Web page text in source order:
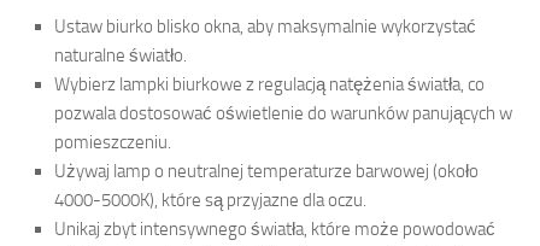
Ustaw biurko blisko okna, aby maksymalnie wykorzystać
naturalne światło.
Wybierz lampki biurkowe z regulacją natężenia światła, co
pozwala dostosować oświetlenie do warunków panujących w
pomieszczeniu.
Używaj lamp o neutralnej temperaturze barwowej (około
4000-5000K), które są przyjazne dla oczu.
Unikaj zbyt intensywnego światła, które może powodować